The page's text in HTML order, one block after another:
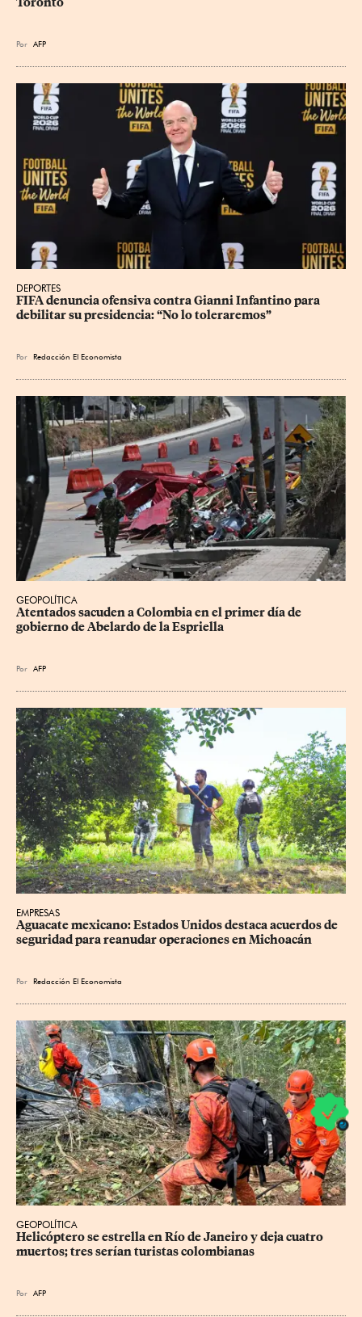
Por AFP
DEPORTES
FIFA denuncia ofensiva contra Gianni Infantino para
debilitar su presidencia: “No lo toleraremos”
Por Redacción El Economista
GEOPOLÍTICA
Atentados sacuden a Colombia en el primer día de
gobierno de Abelardo de la Espriella
Por AFP
EMPRESAS
Aguacate mexicano: Estados Unidos destaca acuerdos de
seguridad para reanudar operaciones en Michoacán
Por Redacción El Economista
GEOPOLÍTICA
Helicóptero se estrella en Río de Janeiro y deja cuatro
muertos; tres serían turistas colombianas
Por AFP